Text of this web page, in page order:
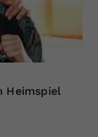
Heimspiel